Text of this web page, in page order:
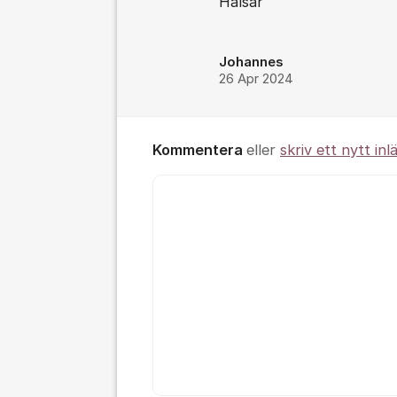
Johannes
26 Apr 2024
Kommentera eller skriv ett nytt